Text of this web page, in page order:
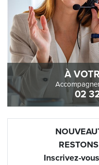
À
02
Inscrivez-